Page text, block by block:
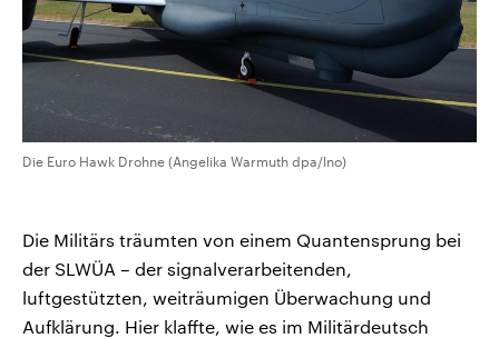
Die Euro Hawk Drohne (Angelika Warmuth dpa/lno)
Die Militärs träumten von einem Quantensprung bei
der SLWÜA – der signalverarbeitenden,
luftgestützten, weiträumigen Überwachung und
Aufklärung. Hier klaffte, wie es im Militärdeutsch